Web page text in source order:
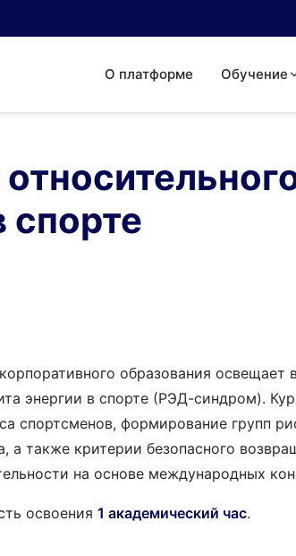
О платформе Обучение
спорте
образования
энергии в спорте (РЭД-синдром).
спортсменов, формирование групп
также критерии безопасного
на основе международных
освоения 1 академический час.